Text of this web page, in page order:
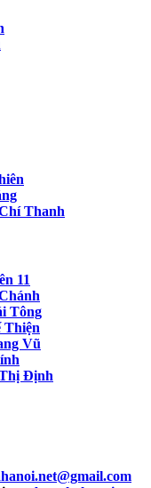
Thanh
11
Tông
Thiện
Vũ
Định